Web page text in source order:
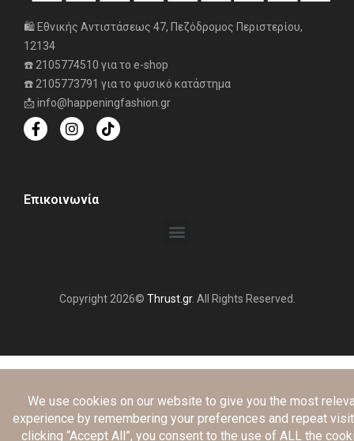
🛍️ Εθνικής Αντιστάσεως 47, Πεζόδρομος Περιστερίου,
12134
☎️ 2105774510 για το e-shop
☎️ 2105773791 για το φυσικό κατάστημα
📩 info@happeningfashion.gr
Επικοινωνία
Copyright 2026© Thrust.gr. All Rights Reserved.